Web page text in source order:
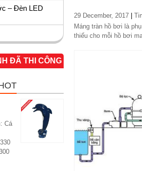
29 December, 2017 |
Máng tràn hồ bơi là
thiếu cho mỗi hồ bơi
– Đèn LED
ĐÃ THI CÔNG
Cá